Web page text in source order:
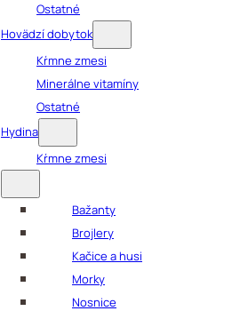
Ostatné
Hovädzí dobytok
Kŕmne zmesi
Minerálne vitamíny
Ostatné
Hydina
Kŕmne zmesi
Bažanty
Brojlery
Kačice a husi
Morky
Nosnice